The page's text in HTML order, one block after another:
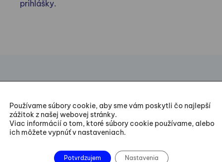
prihlášky.
Odporúčame aj
nasledovné kurzy
Používame súbory cookie, aby sme vám poskytli čo najlepší
zážitok z našej webovej stránky.
Viac informácií o tom, ktoré súbory cookie používame, alebo
ich môžete vypnúť v nastaveniach.
Potvrdzujem Nastavenia